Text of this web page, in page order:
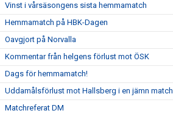
Vinst i vårsäsongens sista hemmamatch
Hemmamatch på HBK-Dagen
Oavgjort på Norvalla
Kommentar från helgens förlust mot ÖSK
Dags för hemmamatch!
Uddamålsförlust mot Hallsberg i en jämn match
Matchreferat DM